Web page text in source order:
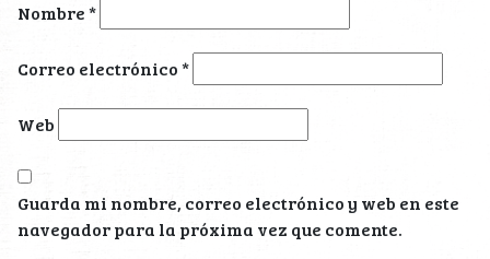
Nombre*
Correo electrónico*
Web
Guarda mi nombre, correo electrónico y web en este
navegador para la próxima vez que comente.